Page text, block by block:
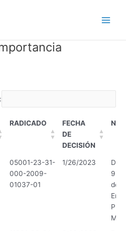
RADICADO
FECHA
DE
DECISIÓN
RADICADO
FECHA
05001-23-31-
000-2009-
01037-01
1/26/2023
9
de